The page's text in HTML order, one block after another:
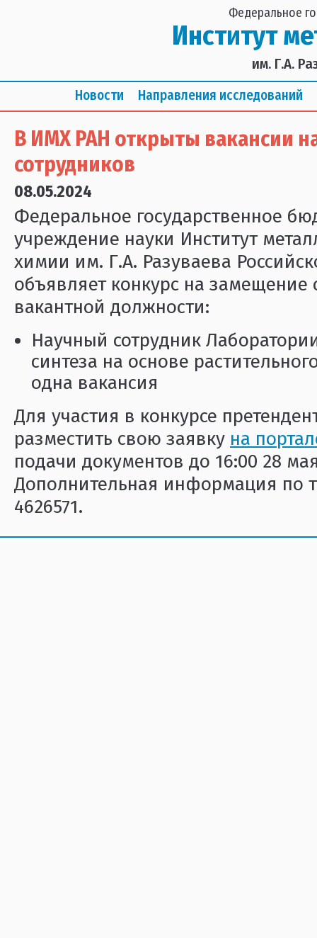
Федеральное
Институт
им. Г.А.
Новости Направления исследований
В ИМХ РАН открыты вакансии
сотрудников
08.05.2024
Федеральное государственное
учреждение науки Институт
химии им. Г.А. Разуваева
объявляет конкурс на
вакантной должности:
Научный сотрудник
синтеза на основе
одна вакансия
Для участия в конкурсе
разместить свою заявку на
подачи документов до 16:00 28
Дополнительная информация по
4626571.